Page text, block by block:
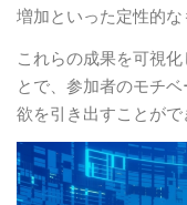
増加といった定性的な
これらの成果を可視
とで、参加者のモチ
欲を引き出すことがで